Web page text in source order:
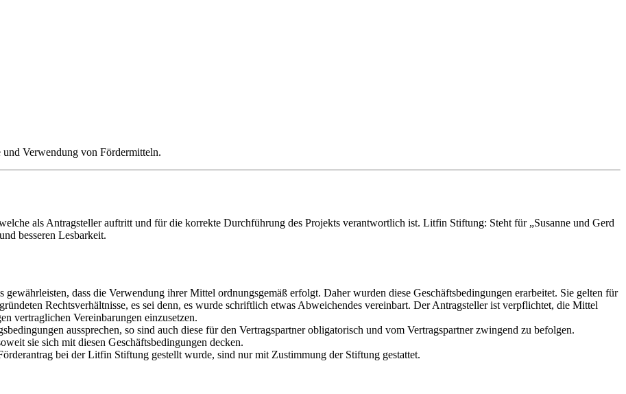
Verwendung von Fördermitteln.
als Antragsteller auftritt und für die korrekte Durchführung des Projekts verantwortlich ist. Litfin Stiftung: Steht für „Susanne und Gerd
besseren Lesbarkeit.
dass die Verwendung ihrer Mittel ordnungsgemäß erfolgt. Daher wurden diese Geschäftsbedingungen erarbeitet. Sie gelten für
Rechtsverhältnisse, es sei denn, es wurde schriftlich etwas Abweichendes vereinbart. Der Antragsteller ist verpflichtet, die Mittel
vertraglichen Vereinbarungen einzusetzen.
aussprechen, so sind auch diese für den Vertragspartner obligatorisch und vom Vertragspartner zwingend zu befolgen.
sie sich mit diesen Geschäftsbedingungen decken.
bei der Litfin Stiftung gestellt wurde, sind nur mit Zustimmung der Stiftung gestattet.